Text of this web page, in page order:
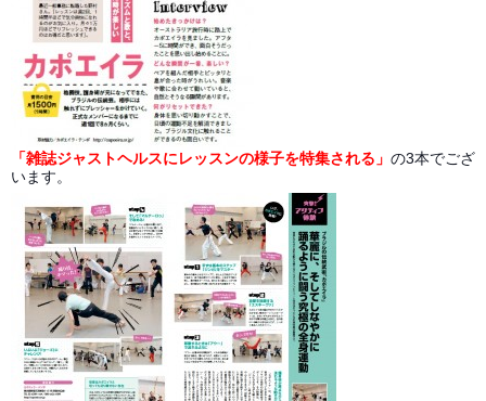
「雑誌ジャストヘルスにレッスンの様子を特集される」 の3本でござ
います。